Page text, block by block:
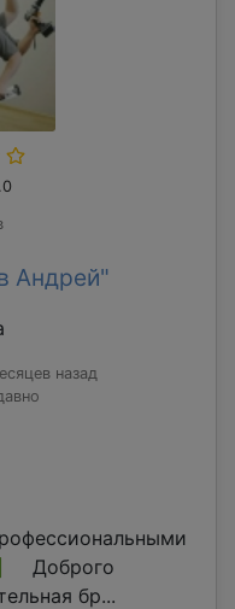
Андрей"
назад
Доброго
бр...